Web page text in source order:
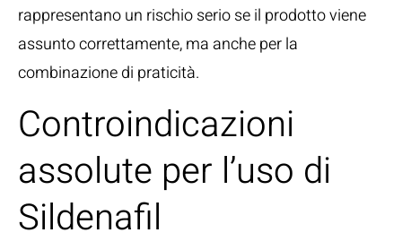
rappresentano un rischio serio se il prodotto viene
assunto correttamente, ma anche per la
combinazione di praticità.
Controindicazioni
assolute per l’uso di
Sildenafil